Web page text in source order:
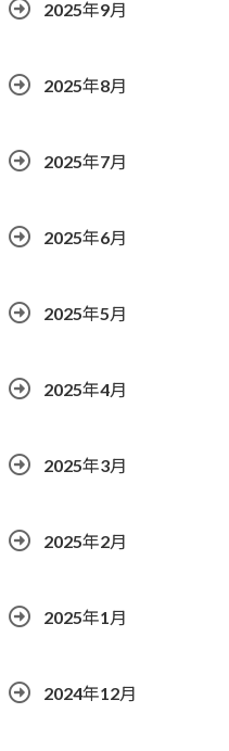
2025年9月
2025年8月
2025年7月
2025年6月
2025年5月
2025年4月
2025年3月
2025年2月
2025年1月
2024年12月